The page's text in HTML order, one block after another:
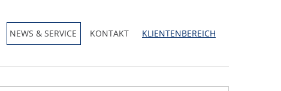
NEWS & SERVICE KONTAKT KLIENTENBEREICH